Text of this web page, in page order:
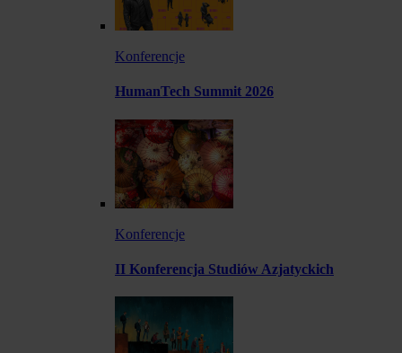
Konferencje
HumanTech Summit 2026
Konferencje
II Konferencja Studiów Azjatyckich